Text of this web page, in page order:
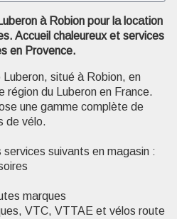
Voir l'image en plein écran
à Robion pour la location
Accueil chaleureux et services
en Provence.
Luberon, situé à Robion, en
région du Luberon en France.
une gamme complète de
de vélo.
suivants en magasin :
marques
VTC, VTTAE et vélos route